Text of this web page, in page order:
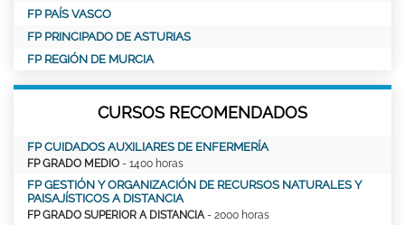
FP PAÍS VASCO
FP PRINCIPADO DE ASTURIAS
FP REGIÓN DE MURCIA
CURSOS RECOMENDADOS
FP CUIDADOS AUXILIARES DE ENFERMERÍA
FP GRADO MEDIO - 1400 horas
FP GESTIÓN Y ORGANIZACIÓN DE RECURSOS NATURALES Y
PAISAJÍSTICOS A DISTANCIA
FP GRADO SUPERIOR A DISTANCIA- 2000 horas